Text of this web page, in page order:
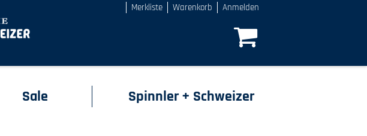
Merkliste Warenkorb Anmelden
Sale Spinnler + Schweizer